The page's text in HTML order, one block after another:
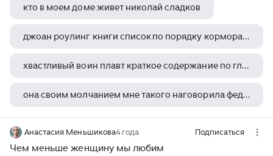
кто в моем доме живет николай сладков
джоан роулинг книги список по порядку корморан страйк
хвастливый воин плавт краткое содержание по главам
она своим молчанием мне такого наговорила федор достоевский
Анастасия Меньшикова4 года Подписаться
Чем меньше женщину мы любим